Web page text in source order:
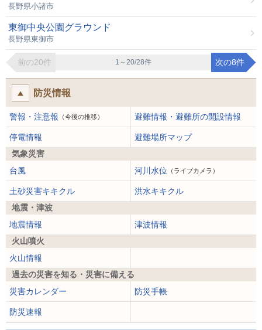
長野県小諸市
東御中央公園グラウンド
長野県東御市
前の20件 1～20/28件 次の8件
防災情報
警報・注意報 （今後の推移） 避難情報・避難所の開設情報
停電情報
避難場所マップ
気象災害
台風
河川水位 （ライブカメラ）
土砂災害キキクル
洪水キキクル
地震・津波
地震情報
津波情報
火山噴火
火山情報
過去の災害を知る・災害に備える
災害カレンダー
防災手帳
防災速報